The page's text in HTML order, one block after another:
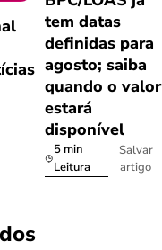
tem datas
definidas para
agosto; saiba
quando o valor
estará
disponível
5 min
Leitura
Salvar
artigo